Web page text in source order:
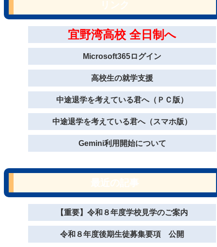
宜野湾高校 全日制へ
Microsoft365ログイン
高校生の就学支援
中途退学を考えている君へ（ＰＣ版）
中途退学を考えている君へ（スマホ版）
Gemini利用開始について
【重要】令和８年度学校見学のご案内
令和８年度後期生徒募集要項 公開